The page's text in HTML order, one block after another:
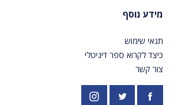
מידע נוסף
תנאי שימוש
כיצד לקרוא ספר דיגיטלי
צור קשר
פייסבוק PardesPublish
אינסטגרם